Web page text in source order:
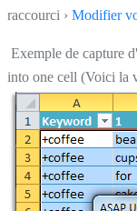
raccourci › Modifier
Exemple de capture
into one cell (Voici la